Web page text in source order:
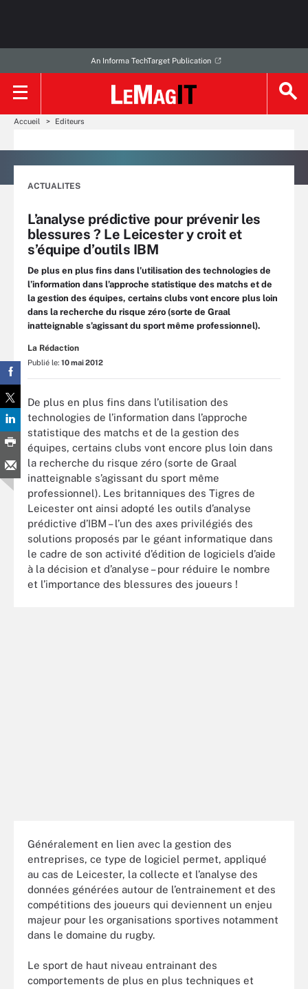
An Informa TechTarget Publication
Accueil Editeurs
ACTUALITES
L’analyse prédictive pour prévenir les
blessures ? Le Leicester y croit et
s’équipe d’outils IBM
De plus en plus fins dans l’utilisation des technologies de
l’information dans l’approche statistique des matchs et de
la gestion des équipes, certains clubs vont encore plus loin
dans la recherche du risque zéro (sorte de Graal
inatteignable s’agissant du sport même professionnel).
La Rédaction
Publié le: 10 mai 2012
De plus en plus fins dans l’utilisation des
technologies de l’information dans l’approche
statistique des matchs et de la gestion des
équipes, certains clubs vont encore plus loin dans
la recherche du risque zéro (sorte de Graal
inatteignable s’agissant du sport même
professionnel). Les britanniques des Tigres de
Leicester ont ainsi adopté les outils d’analyse
prédictive d’IBM – l’un des axes privilégiés des
solutions proposés par le géant informatique dans
le cadre de son activité d’édition de logiciels d’aide
à la décision et d’analyse – pour réduire le nombre
et l’importance des blessures des joueurs !
Généralement en lien avec la gestion des
entreprises, ce type de logiciel permet, appliqué
au cas de Leicester, la collecte et l’analyse des
données générées autour de l’entrainement et des
compétitions des joueurs qui deviennent un enjeu
majeur pour les organisations sportives notamment
dans le domaine du rugby.
Le sport de haut niveau entrainant des
comportements de plus en plus techniques et